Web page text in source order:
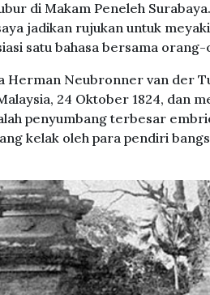
di Makam Peneleh
jadikan rujukan untuk
satu bahasa bersama
Herman Neubronner van der
24 Oktober 1824, dan
penyumbang terbesar
kelak oleh para pendiri